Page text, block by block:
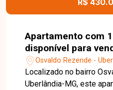
visita e venha conhecer
R$
Apartamento com
disponível para
Osvaldo Rezende
Osvaldo Rezende -
Localizado no bairro
Uberlândia-MG, este